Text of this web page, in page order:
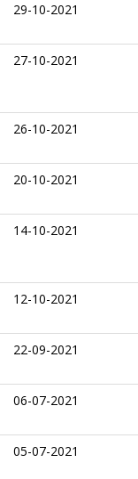
29-10-2021
27-10-2021
26-10-2021
20-10-2021
14-10-2021
12-10-2021
22-09-2021
06-07-2021
05-07-2021